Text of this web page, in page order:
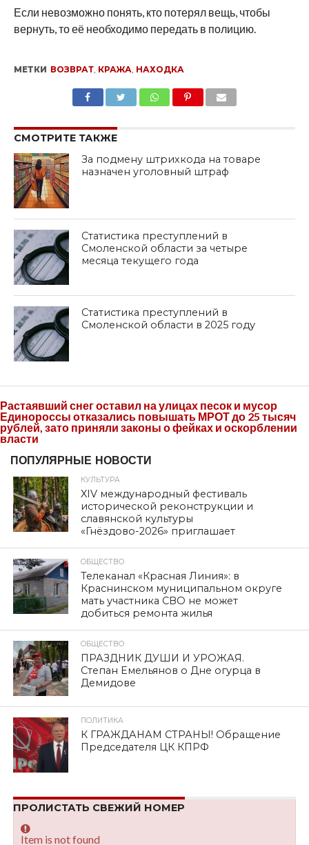
Если невозможно понять, кто потерял вещь, чтобы
вернуть, то её необходимо передать в полицию.
МЕТКИ ВОЗВРАТ, КРАЖА НАХОДКА
СМОТРИТЕ ТАКЖЕ
За подмену штрихкода на товаре
назначен уголовный штраф
Статистика преступлений в
Смоленской области за четыре
месяца текущего года
Статистика преступлений в
Смоленской области в 2025 году
Растаявший снег оставил на улицах песок и мусор
Единороссы отказались повышать МРОТ до 25 тысяч
рублей, зато приняли законы о фейках и оскорблении
власти
ПОПУЛЯРНЫЕ НОВОСТИ
КУЛЬТУРА
XIV международный фестиваль
исторической реконструкции и
славянской культуры
«Гнёздово-2026» приглашает
ОБЩЕСТВО
Телеканал «Красная Линия»: в
Краснинском муниципальном округе
мать участника СВО не может
добиться ремонта жилья
ОБЩЕСТВО
ПРАЗДНИК ДУШИ И УРОЖАЯ.
Степан Емельянов о Дне огурца в
Демидове
ПОЛИТИКА
К ГРАЖДАНАМ СТРАНЫ! Обращение
Председателя ЦК КПРФ
ПРОЛИСТАТЬ СВЕЖИЙ НОМЕР
Item is not found